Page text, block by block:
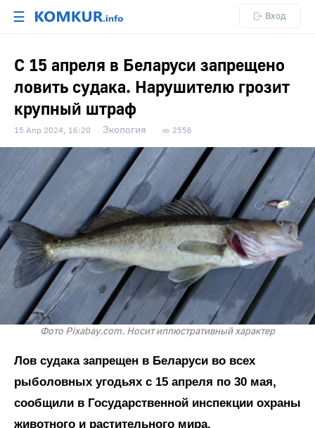
☰ Вход
С 15 апреля в Беларуси запрещено
ловить судака. Нарушителю грозит
крупный штраф
15 Апр 2024, 16:20 Экология 2556
Фото Pixabay.com. Носит иллюстративный характер
Лов судака запрещен в Беларуси во всех
рыболовных угодьях с 15 апреля по 30 мая,
сообщили в Государственной инспекции охраны
животного и растительного мира.